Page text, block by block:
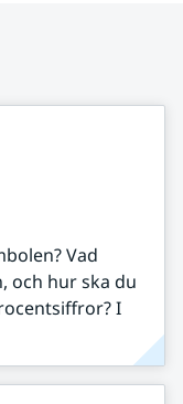
Vad
och hur ska du
I